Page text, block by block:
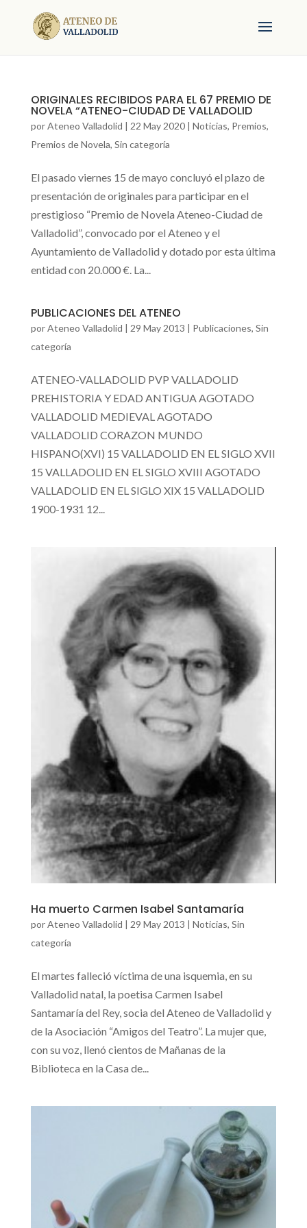
ORIGINALES RECIBIDOS PARA EL 67 PREMIO DE
NOVELA “ATENEO-CIUDAD DE VALLADOLID
porAteneo Valladolid | 22 May 2020| Noticias, Premios,
Premios de Novela, Sin categoría
El pasado viernes 15 de mayo concluyó el plazo de
presentación de originales para participar en el
prestigioso “Premio de Novela Ateneo-Ciudad de
Valladolid”, convocado por el Ateneo y el
Ayuntamiento de Valladolid y dotado por esta última
entidad con 20.000 €. La...
PUBLICACIONES DEL ATENEO
porAteneo Valladolid | 29 May 2013 | Publicaciones, Sin
categoría
ATENEO-VALLADOLID PVP VALLADOLID
PREHISTORIA Y EDAD ANTIGUA AGOTADO
VALLADOLID MEDIEVAL AGOTADO
VALLADOLID CORAZON MUNDO
HISPANO(XVI) 15 VALLADOLID EN EL SIGLO XVII
15 VALLADOLID EN EL SIGLO XVIII AGOTADO
VALLADOLID EN EL SIGLO XIX 15 VALLADOLID
1900-1931 12...
Ha muerto Carmen Isabel Santamaría
porAteneo Valladolid | 29 May 2013 | Noticias, Sin
categoría
El martes falleció víctima de una isquemia, en su
Valladolid natal, la poetisa Carmen Isabel
Santamaría del Rey, socia del Ateneo de Valladolid y
de la Asociación “Amigos del Teatro”. La mujer que,
con su voz, llenó cientos de Mañanas de la
Biblioteca en la Casa de...